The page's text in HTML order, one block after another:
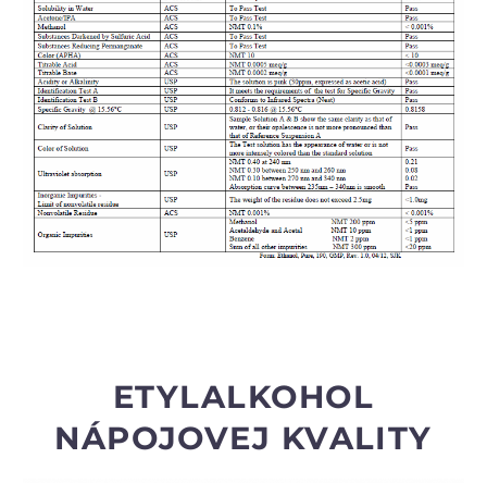
ETYLALKOHOL
NÁPOJOVEJ KVALITY